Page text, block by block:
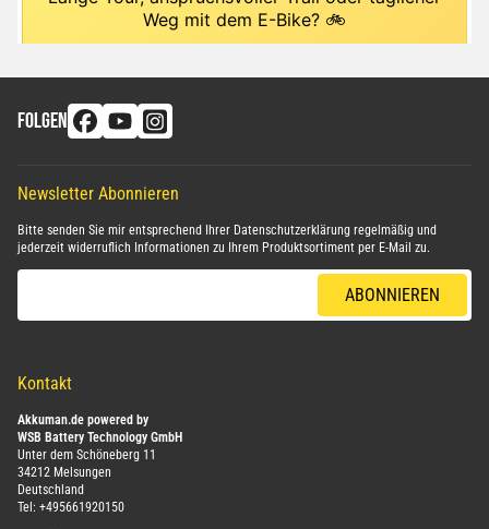
FOLGEN
Newsletter Abonnieren
Bitte senden Sie mir entsprechend Ihrer Datenschutzerklärung regelmäßig und
jederzeit widerruflich Informationen zu Ihrem Produktsortiment per E-Mail zu.
ABONNIEREN
Kontakt
Akkuman.de powered by
WSB Battery Technology GmbH
Unter dem Schöneberg 11
34212 Melsungen
Deutschland
Tel: +495661920150